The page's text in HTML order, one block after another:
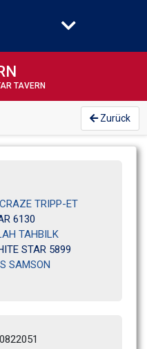
TAVERN
Zurück
TRIPP-ET
TAHBILK
SAMSON